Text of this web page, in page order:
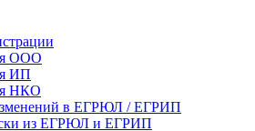
ООО
ИП
НКО
в ЕГРЮЛ / ЕГРИП
из ЕГРЮЛ и ЕГРИП